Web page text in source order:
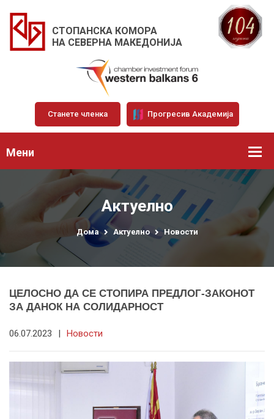
СТОПАНСКА КОМОРА
НА СЕВЕРНА МАКЕДОНИЈА
Станете членка Прогресив Академија
Мени
Актуелно
Дома Актуелно Новости
ЦЕЛОСНО ДА СЕ СТОПИРА ПРЕДЛОГ-ЗАКОНОТ
ЗА ДАНОК НА СОЛИДАРНОСТ
06.07.2023 | Новости